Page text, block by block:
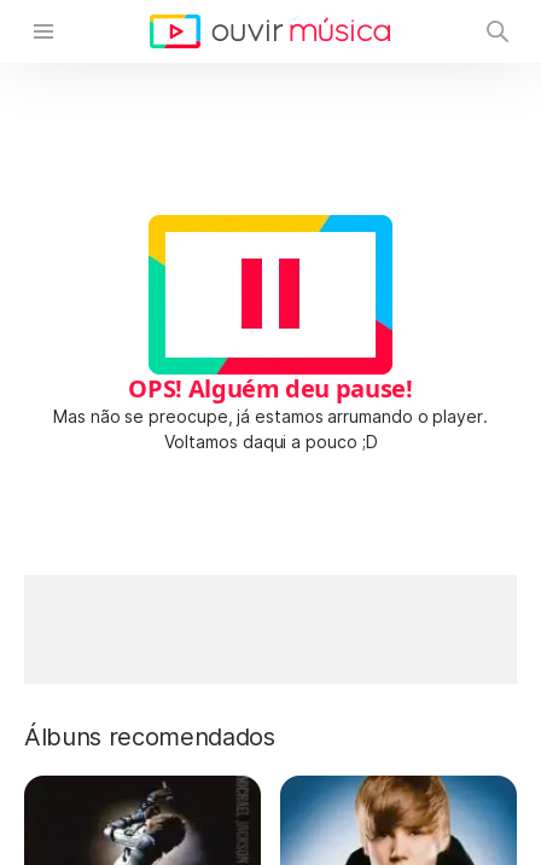
OPS! Alguém deu pause!
Mas não se preocupe, já estamos arrumando o player.
Voltamos daqui a pouco ;D
Álbuns recomendados